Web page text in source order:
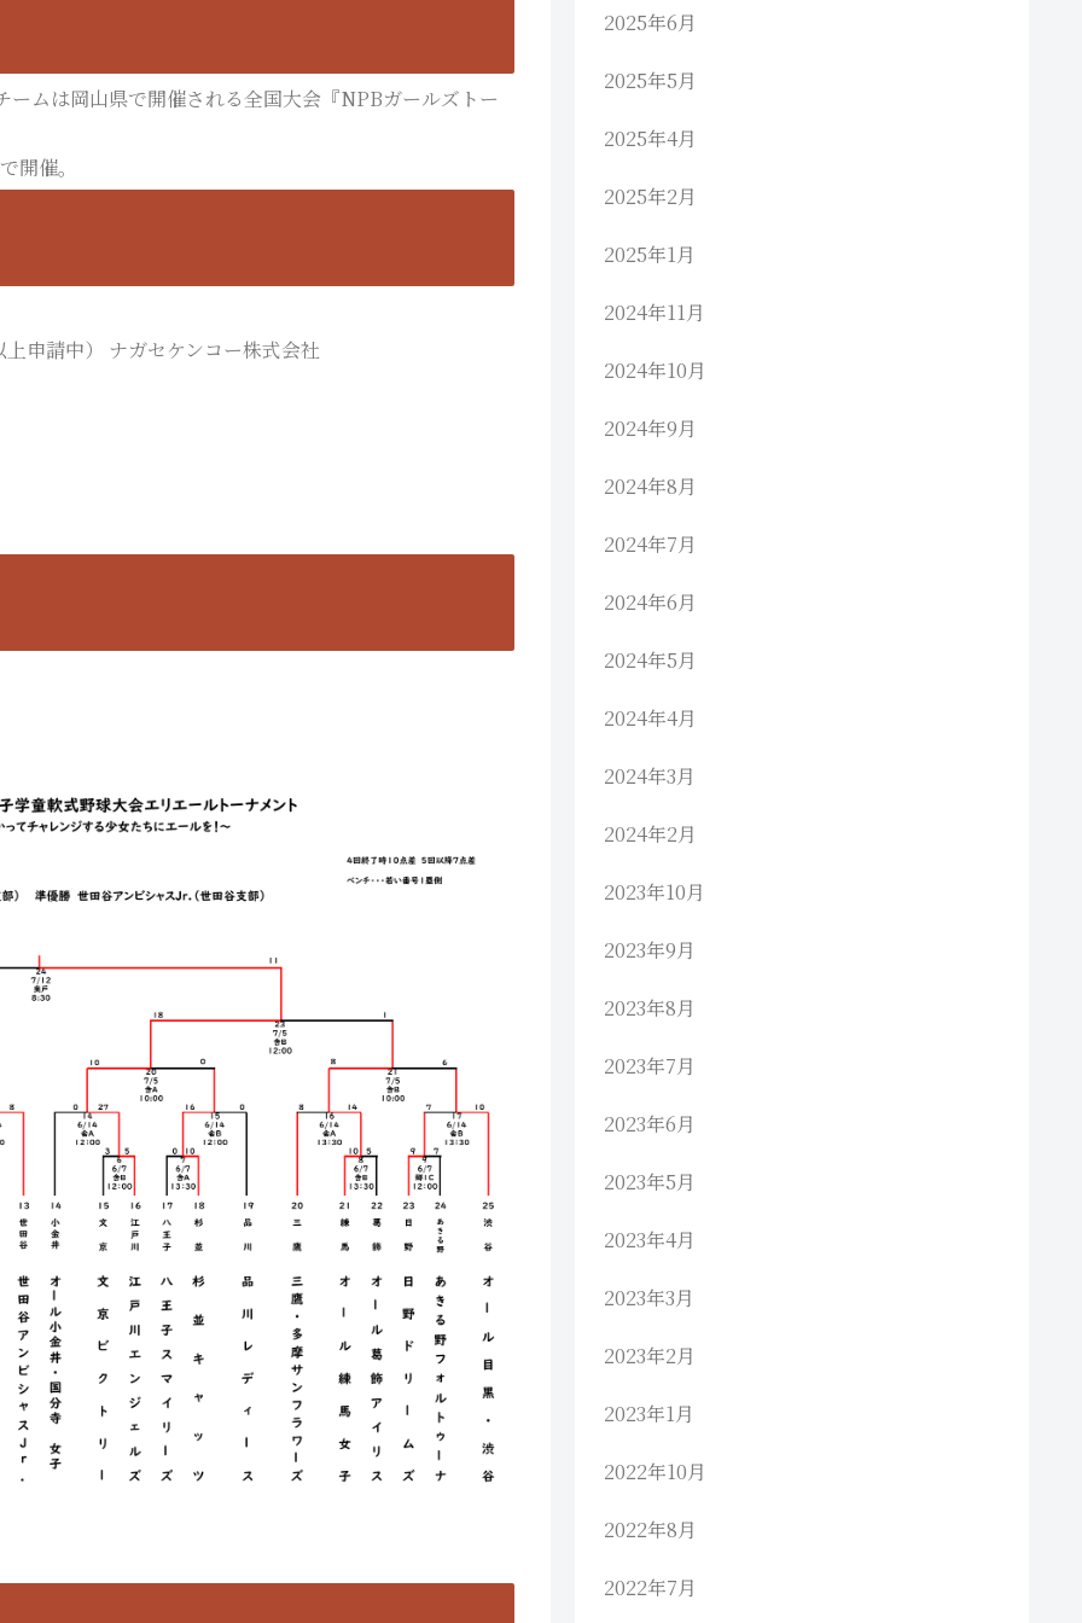
ムは岡山県で開催される全国大会『NPBガールズトー
開催。
申請中） ナガセケンコー株式会社
2025年6月
2025年5月
2025年4月
2025年2月
2025年1月
2024年11月
2024年10月
2024年9月
2024年8月
2024年7月
2024年6月
2024年5月
2024年4月
2024年3月
2024年2月
2023年10月
2023年9月
2023年8月
2023年7月
2023年6月
2023年5月
2023年4月
2023年3月
2023年2月
2023年1月
2022年10月
2022年8月
2022年7月